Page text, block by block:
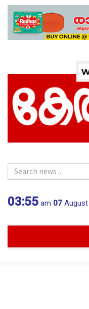
03:55 am 07 August